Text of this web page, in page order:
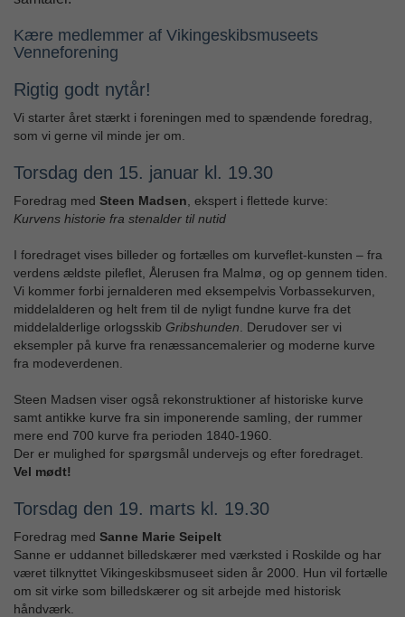
Kære medlemmer af Vikingeskibsmuseets
Venneforening
Rigtig godt nytår!
Vi starter året stærkt i foreningen med to spændende foredrag,
som vi gerne vil minde jer om.
Torsdag den 15. januar kl. 19.30
Foredrag med Steen Madsen , ekspert i flettede kurve:
Kurvens historie fra stenalder til nutid
I foredraget vises billeder og fortælles om kurveflet-kunsten – fra
verdens ældste pileflet, Ålerusen fra Malmø, og op gennem tiden.
Vi kommer forbi jernalderen med eksempelvis Vorbassekurven,
middelalderen og helt frem til de nyligt fundne kurve fra det
middelalderlige orlogsskib Gribshunden . Derudover ser vi
eksempler på kurve fra renæssancemalerier og moderne kurve
fra modeverdenen.
Steen Madsen viser også rekonstruktioner af historiske kurve
samt antikke kurve fra sin imponerende samling, der rummer
mere end 700 kurve fra perioden 1840-1960.
Der er mulighed for spørgsmål undervejs og efter foredraget.
Vel mødt!
Torsdag den 19. marts kl. 19.30
Foredrag med Sanne Marie Seipelt
Sanne er uddannet billedskærer med værksted i Roskilde og har
været tilknyttet Vikingeskibsmuseet siden år 2000. Hun vil fortælle
om sit virke som billedskærer og sit arbejde med historisk
håndværk.